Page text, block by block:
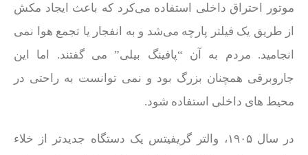
موتور احتراق داخلی استفاده می‌کرد که باعث ایجاد مکش
از طریق یک فیلتر پارچه می‌شد و به انفجار یا تجمع هوا نمی‌
انجامید. مردم به آن “پافینگ بیلی” می‌ گفتند. اما این
جاروبرقی همچنان بزرگ بود و نمی‌ توانست به راحتی در
محیط‌ های داخلی استفاده شود.
در سال ۱۹۰۵، والتر گریفیتس یک دستگاه جدیدتر از خلاء